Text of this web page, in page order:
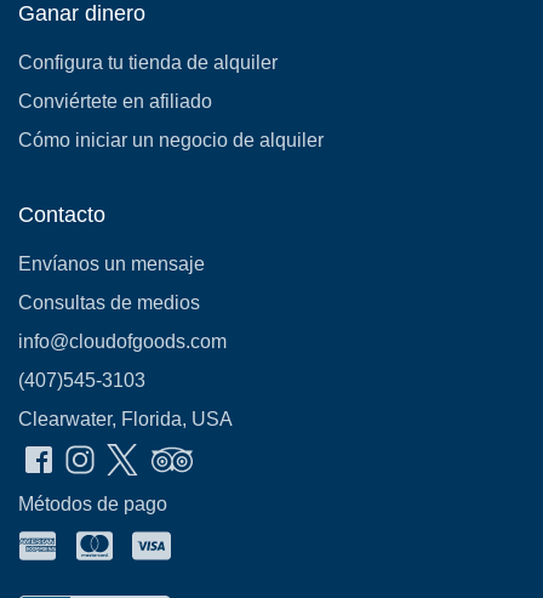
Ganar dinero
Configura tu tienda de alquiler
Conviértete en afiliado
Cómo iniciar un negocio de alquiler
Contacto
Envíanos un mensaje
Consultas de medios
info@cloudofgoods.com
(407)545-3103
Clearwater, Florida, USA
Métodos de pago